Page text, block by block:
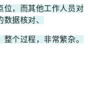
位，而其他工作人员对
据核对、
个过程，非常繁杂。